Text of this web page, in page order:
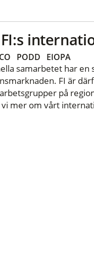
PODD EIOPA
samarbetet har en
FI är
på
mer om vårt